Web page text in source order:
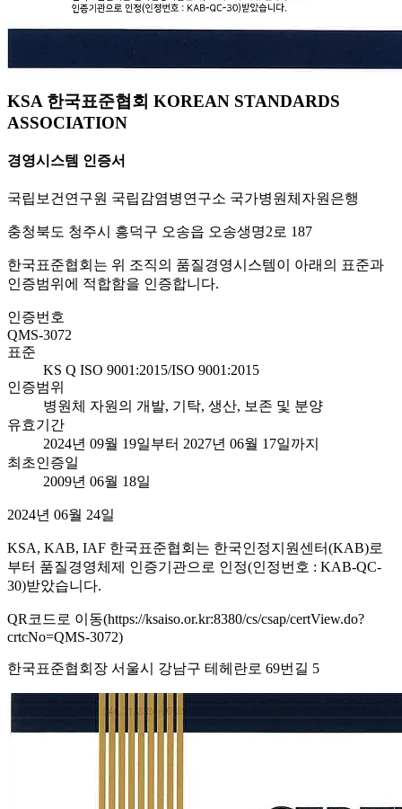
KSA 한국표준협회 KOREAN STANDARDS
ASSOCIATION
경영시스템 인증서
국립보건연구원 국립감염병연구소 국가병원체자원은행
충청북도 청주시 흥덕구 오송읍 오송생명2로 187
한국표준협회는 위 조직의 품질경영시스템이 아래의 표준과
인증범위에 적합함을 인증합니다.
인증번호
QMS-3072
표준
KS Q ISO 9001:2015/ISO 9001:2015
인증범위
병원체 자원의 개발, 기탁, 생산, 보존 및 분양
유효기간
2024년 09월 19일부터 2027년 06월 17일까지
최초인증일
2009년 06월 18일
2024년 06월 24일
KSA, KAB, IAF 한국표준협회는 한국인정지원센터(KAB)로
부터 품질경영체제 인증기관으로 인정(인정번호 : KAB-QC-
30)받았습니다.
QR코드로 이동(https://ksaiso.or.kr:8380/cs/csap/certView.do?
crtcNo=QMS-3072)
한국표준협회장 서울시 강남구 테헤란로 69번길 5